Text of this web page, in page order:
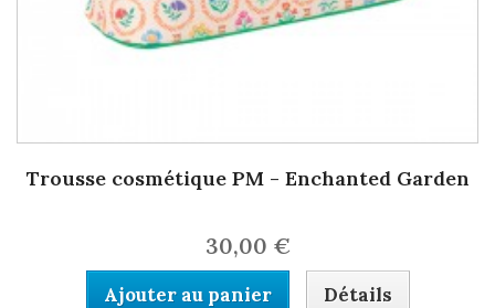
Trousse cosmétique PM - Enchanted Garden
30,00 €
Ajouter au panier Détails